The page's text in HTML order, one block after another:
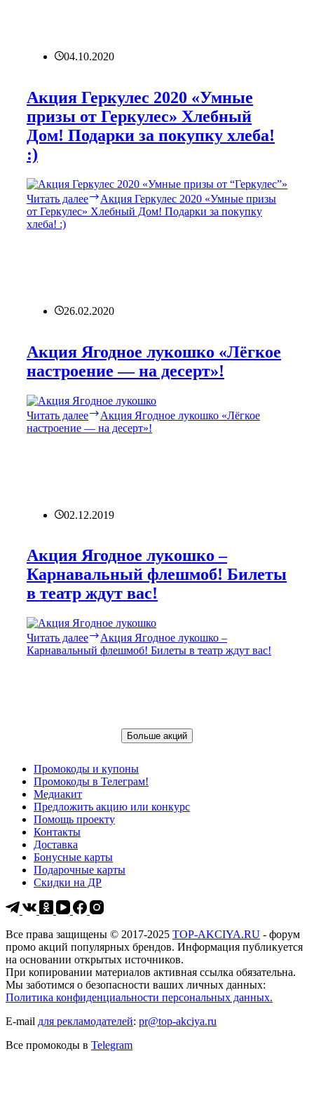
04.10.2020
Акция Геркулес 2020 «Умные
призы от Геркулес» Хлебный
Дом! Подарки за покупку хлеба!
:)
Читать далее
Акция Геркулес 2020 «Умные призы
от Геркулес» Хлебный Дом! Подарки за покупку
хлеба! :)
26.02.2020
Акция Ягодное лукошко «Лёгкое
настроение — на десерт»!
Читать далее
Акция Ягодное лукошко «Лёгкое
настроение — на десерт»!
02.12.2019
Акция Ягодное лукошко –
Карнавальный флешмоб! Билеты
в театр ждут вас!
Читать далее
Акция Ягодное лукошко –
Карнавальный флешмоб! Билеты в театр ждут вас!
Больше акций
Промокоды и купоны
Промокоды в Телеграм!
Медиакит
Предложить акцию или конкурс
Помощь проекту
Контакты
Доставка
Бонусные карты
Подарочные карты
Скидки на ДР
Все права защищены © 2017-2025 TOP-AKCIYA.RU - форум
промо акций популярных брендов. Информация публикуется
на основании открытых источников.
При копировании материалов активная ссылка обязательна.
Мы заботимся о безопасности ваших личных данных:
Политика конфиденциальности персональных данных.
E-mail для рекламодателей: pr@top-akciya.ru
Все промокоды в Telegram